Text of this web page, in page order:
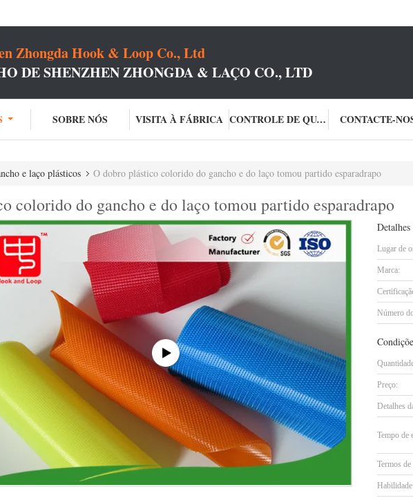
Zhongda Hook & Loop Co., Ltd
DE SHENZHEN ZHONGDA & LAÇO CO., LTD
SOBRE NÓS VISITA À FÁBRICA CONTROLE DE QUALIDADE CONTACTE-
e laço plásticos O dobro plástico colorido do gancho e do laço tomou partido esparadrapo
colorido do gancho e do laço tomou partido esparadrapo
Lugar de
Marca:
Número
Preço:
Detalhes
Tempo de
Termos de